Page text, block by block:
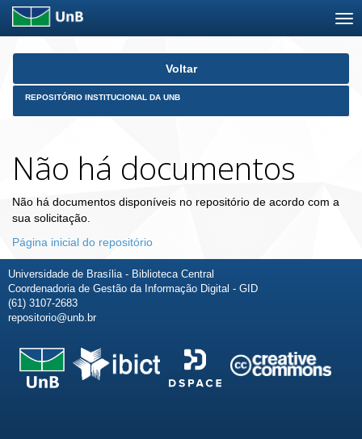
Skip
Voltar
REPOSITÓRIO INSTITUCIONAL DA UNB
Não há documentos
Não há documentos disponíveis no repositório de acordo com a
sua solicitação.
Página inicial do repositório
Universidade de Brasília - Biblioteca Central
Coordenadoria de Gestão da Informação Digital - GID
(61) 3107-2683
repositorio@unb.br